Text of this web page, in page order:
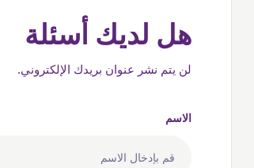
هل لديك أسئلة
لن يتم نشر عنوان بريدك الإلكتروني.
الاسم